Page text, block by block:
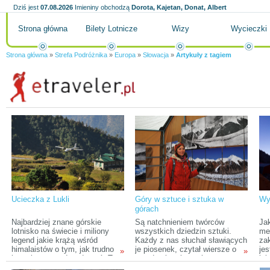
Dziś jest 07.08.2026 Imieniny obchodzą Dorota, Kajetan, Donat, Albert
Strona główna Bilety Lotnicze Wizy Wycieczki
Strona główna » Strefa Podróżnika » Europa » Słowacja » Artykuły z tagiem
Ucieczka z Lukli
Najbardziej znane górskie
lotnisko na świecie i miliony
legend jakie krążą wśród
himalaistów o tym, jak trudno
jest się stamtąd wydostać. To
»
Góry w sztuce i sztuka w
górach
Są natchnieniem twórców
wszystkich dziedzin sztuki.
Każdy z nas słuchał sławiących
je piosenek, czytał wiersze o
potędze i majestacie czy
»